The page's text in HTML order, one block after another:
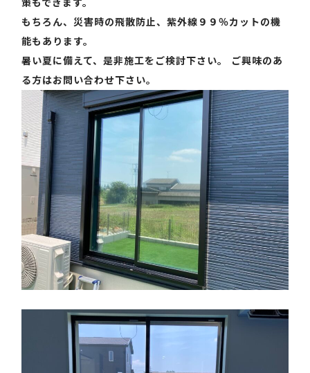
策もできます。
もちろん、災害時の飛散防止、紫外線９９％カットの機
能もあります。
暑い夏に備えて、是非施工をご検討下さい。 ご興味のあ
る方はお問い合わせ下さい。